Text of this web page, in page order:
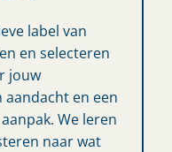
label van
en selecteren
jouw
en een
We leren
naar wat